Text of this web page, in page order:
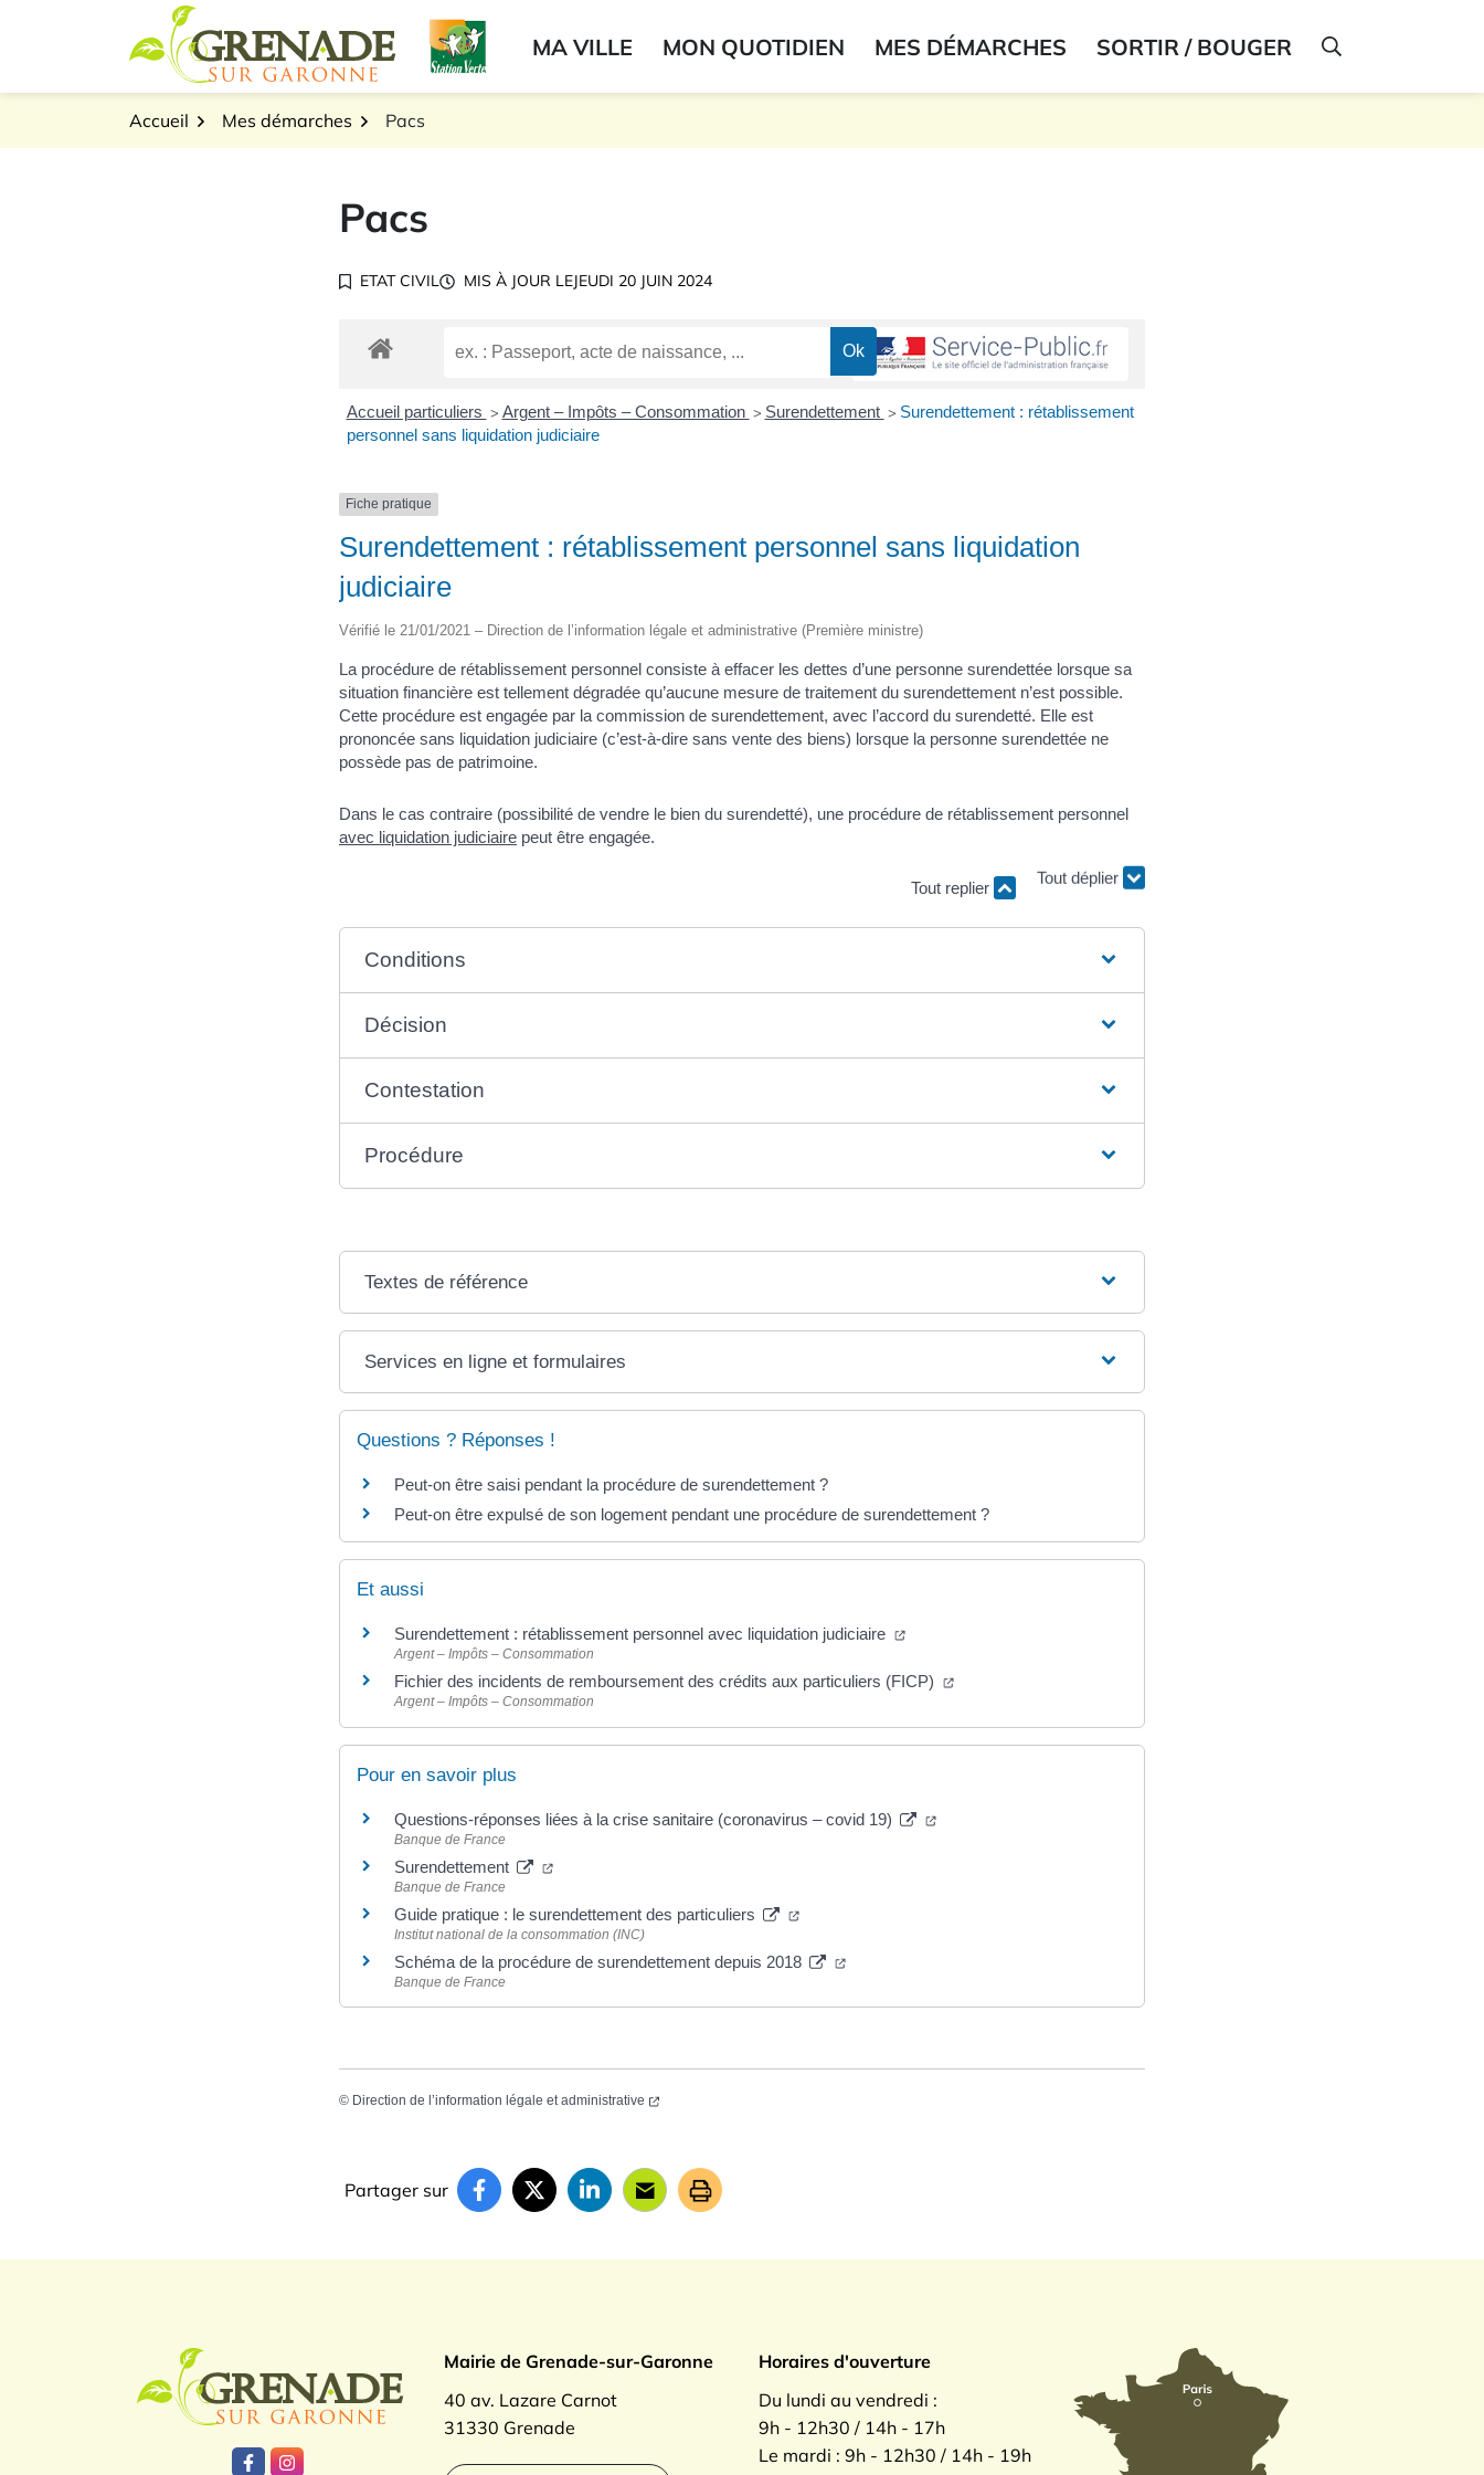
Logo Grenade sur GaronneMA VILLE MON QUOTIDIEN MES DÉMARCHES SORTIR / BOUGER AFFICHER LA
Accueil Mes démarches Pacs
Pacs
ETAT CIVIL MIS À JOUR LEJEUDI 20 JUIN 2024
Accueil particuliers > Argent – Impôts – Consommation > Surendettement > Surendettement : rétablissement
personnel sans liquidation judiciaire
Fiche pratique
Surendettement : rétablissement personnel sans liquidation
judiciaire
Vérifié le 21/01/2021 – Direction de l’information légale et administrative (Première ministre)
La procédure de rétablissement personnel consiste à effacer les dettes d’une personne surendettée lorsque sa
situation financière est tellement dégradée qu’aucune mesure de traitement du surendettement n’est possible.
Cette procédure est engagée par la commission de surendettement, avec l’accord du surendetté. Elle est
prononcée sans liquidation judiciaire (c’est-à-dire sans vente des biens) lorsque la personne surendettée ne
possède pas de patrimoine.
Dans le cas contraire (possibilité de vendre le bien du surendetté), une procédure de rétablissement personnel
avec liquidation judiciaire peut être engagée.
Tout replier Tout déplier
Conditions
Décision
Contestation
Procédure
Textes de référence
Services en ligne et formulaires
Questions ? Réponses !
Peut-on être saisi pendant la procédure de surendettement ?
Peut-on être expulsé de son logement pendant une procédure de surendettement ?
Et aussi
Surendettement : rétablissement personnel avec liquidation judiciaire
Argent – Impôts – Consommation
Fichier des incidents de remboursement des crédits aux particuliers (FICP)
Argent – Impôts – Consommation
Pour en savoir plus
Questions-réponses liées à la crise sanitaire (coronavirus – covid 19)
Banque de France
Surendettement
Banque de France
Guide pratique : le surendettement des particuliers
Institut national de la consommation (INC)
Schéma de la procédure de surendettement depuis 2018
Banque de France
© Direction de l’information légale et administrative
Partager sur
Logo Grenade sur Garonne
Mairie de Grenade-sur-Garonne
40 av. Lazare Carnot
31330 Grenade
Horaires d'ouverture
Du lundi au vendredi :
9h - 12h30 / 14h - 17h
Le mardi : 9h - 12h30 / 14h - 19h